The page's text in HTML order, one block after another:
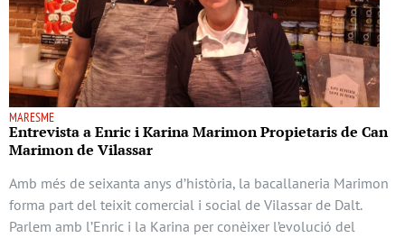
MARESME
Entrevista a Enric i Karina Marimon Propietaris de Can
Marimon de Vilassar
Amb més de seixanta anys d’història, la bacallaneria Marimon
forma part del teixit comercial i social de Vilassar de Dalt.
Parlem amb l’Enric i la Karina per conèixer l’evolució del